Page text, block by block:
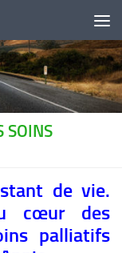
SOINS
de vie.
cœur des
palliatifs